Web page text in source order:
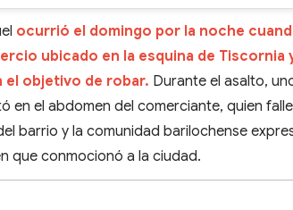
ocurrió el domingo por la noche
ubicado en la esquina de Tiscornia
el objetivo de robar. Durante el asalto,
en el abdomen del comerciante, quien
barrio y la comunidad barilochense
que conmocionó a la ciudad.